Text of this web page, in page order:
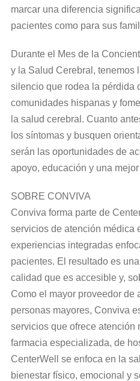
marcar una diferencia
pacientes como para sus
Durante el Mes de la
y la Salud Cerebral, tenemos
silencio que rodea la pérdida
comunidades hispanas y
la salud cerebral. Cuanto
los síntomas y busquen
serán las oportunidades de
apoyo, educación y una
SOBRE CONVIVA
Conviva forma parte de
servicios de atención médica
experiencias integradas
pacientes. El resultado es
calidad que es accesible y,
Como el mayor proveedor de
personas mayores, Conviva
servicios que ofrece atención
farmacia especializada, de
CenterWell se enfoca en la
bienestar físico, emocional y